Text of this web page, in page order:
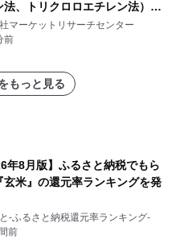
法、トリクロロエチレン法）・
ポートを発表
マーケットリサーチセンター
前
もっと見る
年8月版】ふるさと納税でもら
玄米』の還元率ランキングを発
-ふるさと納税還元率ランキング-
前